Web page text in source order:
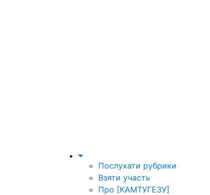
Послухати рубрики
Взяти участь
Про [КАМТУГЕЗУ]